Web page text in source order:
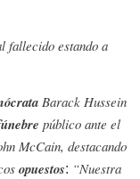
fallecido estando a
Barack Hussein
público ante el
McCain, destacando
opuestos: “Nuestra